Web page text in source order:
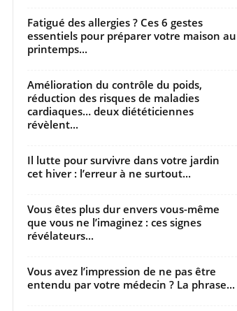
Fatigué des allergies ? Ces 6 gestes
essentiels pour préparer votre maison au
printemps...
Amélioration du contrôle du poids,
réduction des risques de maladies
cardiaques… deux diététiciennes
révèlent...
Il lutte pour survivre dans votre jardin
cet hiver : l’erreur à ne surtout...
Vous êtes plus dur envers vous-même
que vous ne l’imaginez : ces signes
révélateurs...
Vous avez l’impression de ne pas être
entendu par votre médecin ? La phrase...